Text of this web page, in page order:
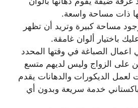
ذات مساحة واسعة.
مساحة كبيرة وتريد أن تظهر
باختيار ألوان غامقة.
اعمال الصباغة في وقتها المحدد
على الزواج وليس لديهم متسع
لعمل الديكورات والدهانات يقدم
خدمة سريعة وبدون أي